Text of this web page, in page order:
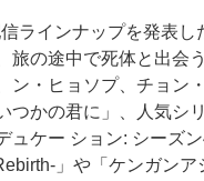
ラインナップを発表し
旅の途中で死体と出会
ン・ヒョソプ、チョン
つかの君に」、人気シ
ュケー ション: シーズ
」や「ケンガンア